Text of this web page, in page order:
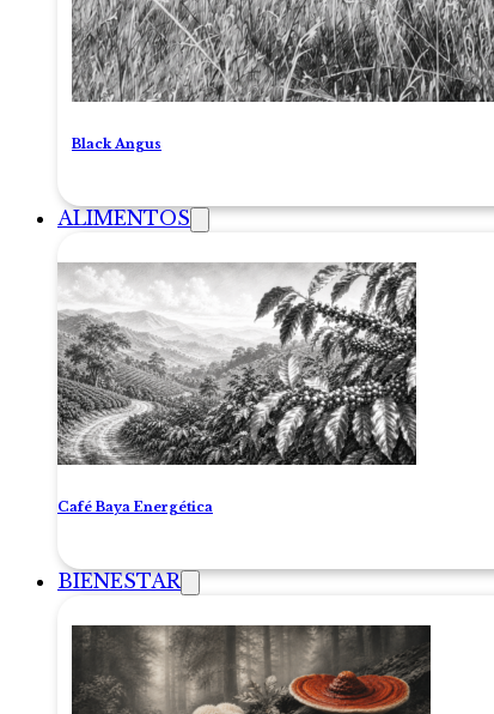
Black Angus
ALIMENTOS
Café Baya Energética
BIENESTAR